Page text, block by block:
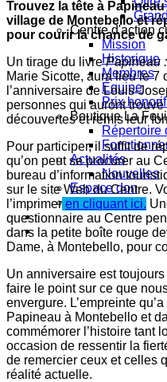
Centre d'action
Mission
Historique
Membres
Équipe
Prix
Boutique La
Répertoire
Actualités
Nouvelles
Espace don
Nous visiter
Trouvez la tête à
village de Montebello et
pour courir la chance de
Un tirage du livrePapineau
Marie Sicotte, aura lieu le 7
l’anniversaire de Louis-
personnes qui auront
découvertes et remis leur
Pour participer, il suffit de
qu’on peut se procurer au
bureau d’information
sur le site Web du Centre.
l’imprimer en cliquant ici.
questionnaire au Centre
dans la petite boîte rouge
Dame, à Montebello, pour
Un anniversaire est
faire le point sur ce que
envergure. L’empreinte
Papineau à Montebello et
commémorer l’histoire tant
occasion de ressentir la
de remercier ceux et celles
réalité actuelle.